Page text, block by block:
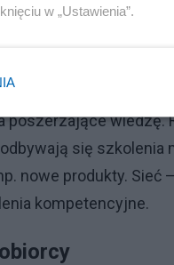
poszerzające wiedzę.
się szkolenia
nowe produkty. Sieć
kompetencyjne.
w „Ustawienia”.